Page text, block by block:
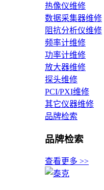
热像仪维修
数据采集器维修
阻抗分析仪维修
频率计维修
功率计维修
放大器维修
探头维修
PCI/PXI维修
其它仪器维修
品牌检索
品牌检索
查看更多 >>